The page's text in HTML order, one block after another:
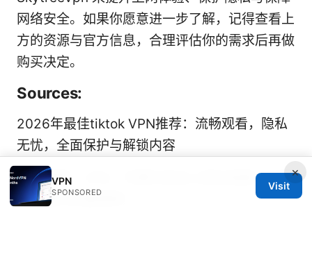
网络安全。如果你愿意进一步了解，记得查看上
方的资源与官方信息，合理评估你的需求后再做
购买决定。
Sources:
2026年最佳tiktok VPN推荐：流畅观看，隐私
无忧，全面保护与解锁内容
如何翻墙：VPN、代理与安全上网全指南（含最
新数据与实操清单）
×
VPN
SPONSORED
Visit